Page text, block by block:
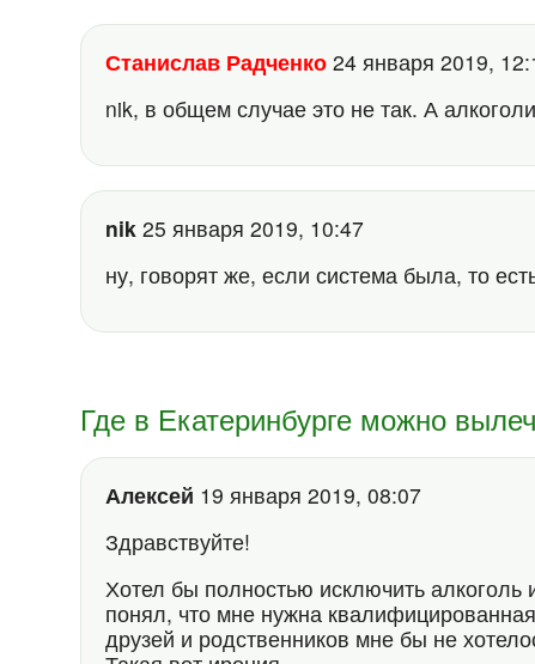
Станислав Радченко 24 января 2019,
nik, в общем случае это не так. А
nik 25 января 2019, 10:47
ну, говорят же, если система была, то
Где в Екатеринбурге можно
Алексей 19 января 2019, 08:07
Здравствуйте!
Хотел бы полностью исключить алкоголь
понял, что мне нужна
друзей и родственников мне бы не